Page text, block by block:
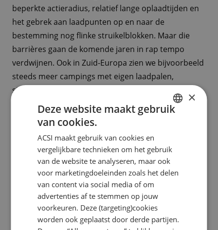
beperkte actieradius, relatief lange oplaadtijden en
het gebrek aan laadpunten op en naar de
bestemming nog flinke struikelblokken. Maar die
barrières gaan de komende jaren in rap tempo
verdwijnen. Ook in Zuid-Europa zien we bijvoorbeeld
steeds meer campings met eigen laadpalen,
simpelweg omdat kampeerders er vaker naar
vragen.’
Top-10 geheel SUV
Afgelopen jaar was de Citroën C4 (Picasso c.q. Grand
Tourer) nog de enige andere carrosserievariant dan
een SUV in de top-10 van trekauto’s, maar die plek is
dit jaar ingenomen door de KIA Sportage. Daarmee
zijn alle 10 meest voorkomende caravantrekkers nu
een SUV-model. De Mazda CX-5 staat met 9%
FRENCH
GERMAN
SPANISH
×
Deze website maakt gebruik
van cookies.
ACSI maakt gebruik van cookies en
vergelijkbare technieken om het gebruik
van de website te analyseren, maar ook
voor marketingdoeleinden zoals het delen
van content via social media of om
advertenties af te stemmen op jouw
voorkeuren. Deze (targeting)cookies
worden ook geplaatst door derde partijen.